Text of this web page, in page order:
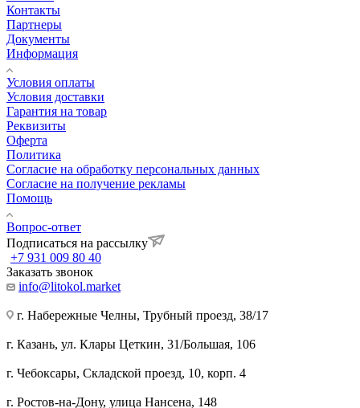
Контакты
Партнеры
Документы
Информация
Условия оплаты
Условия доставки
Гарантия на товар
Реквизиты
Оферта
Политика
Согласие на обработку персональных данных
Согласие на получение рекламы
Помощь
Вопрос-ответ
Подписаться на рассылку
+7 931 009 80 40
Заказать звонок
info@litokol.market
г. Набережные Челны, Трубный проезд, 38/17
г. Казань, ул. Клары Цеткин, 31/Большая, 106
г. Чебоксары, Складской проезд, 10, корп. 4
г. Ростов-на-Дону, улица Нансена, 148